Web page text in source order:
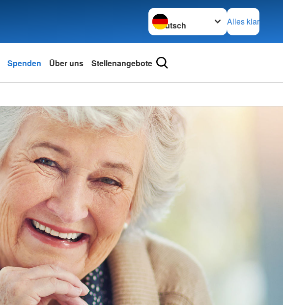
Sprache wechseln zu
Alles klar
Spenden Über uns Stellenangebote